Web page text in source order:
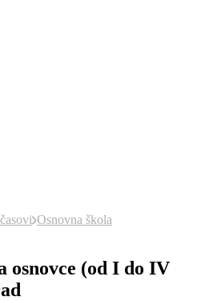
Osnovna škola
osnovce (od I do IV